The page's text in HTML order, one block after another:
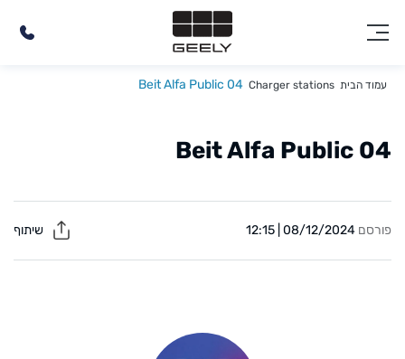
עמוד הבית Charger stations
Beit Alfa Public 04
Beit Alfa Public 04
פורסם 08/12/2024 | 12:15